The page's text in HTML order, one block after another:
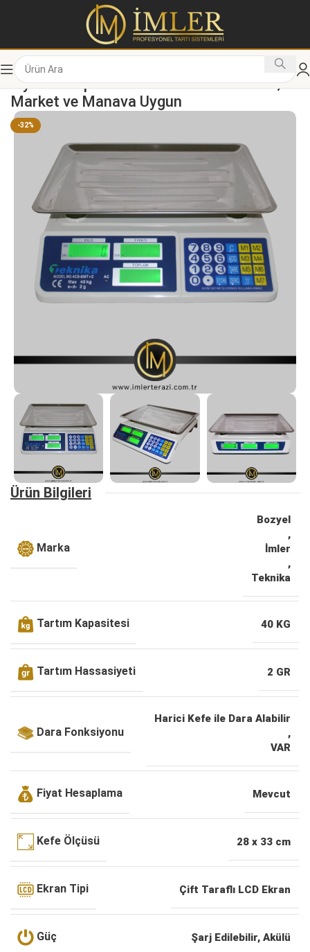
Fiyat Hesaplamalı Terazi 40 KG Pazarcı,
Market ve Manava Uygun
-32%
Ürün Bilgileri
Marka
Bozyel
,
İmler
,
Teknika
Tartım Kapasitesi 40 KG
Tartım Hassasiyeti 2 GR
Dara Fonksiyonu
Harici Kefe ile Dara Alabilir
,
VAR
Fiyat Hesaplama Mevcut
Kefe Ölçüsü 28 x 33 cm
Ekran Tipi Çift Taraflı LCD Ekran
Güç Şarj Edilebilir, Akülü